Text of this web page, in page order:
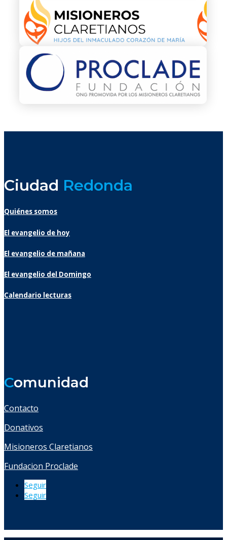
Ciudad Redonda
Quiénes somos
El evangelio de hoy
El evangelio de mañana
El evangelio del Domingo
Calendario lecturas
Comunidad
Contacto
Donativos
Misioneros Claretianos
Fundacion Proclade
Seguir
Seguir